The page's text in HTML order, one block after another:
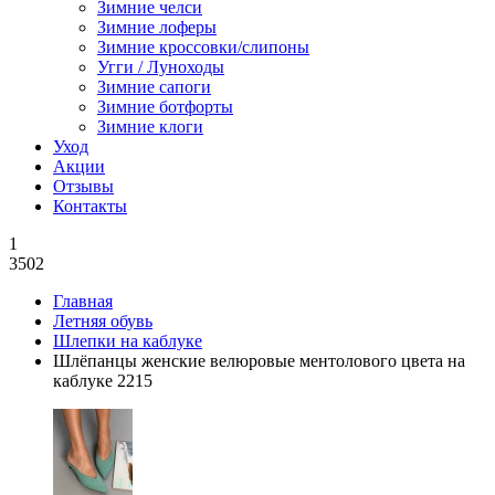
Зимние челси
Зимние лоферы
Зимние кроссовки/слипоны
Угги / Луноходы
Зимние сапоги
Зимние ботфорты
Зимние клоги
Уход
Акции
Отзывы
Контакты
1
3502
Главная
Летняя обувь
Шлепки на каблуке
Шлёпанцы женские велюровые ментолового цвета на
каблуке 2215